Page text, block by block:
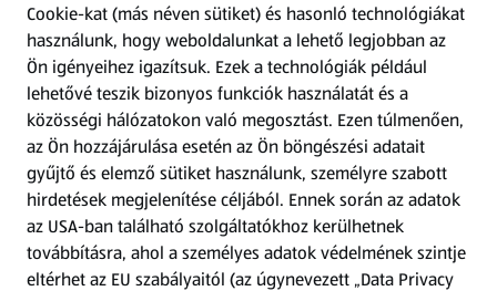
Kérdőív
Fizetési lehetőségek
ALDI utalványok
Árcsökkentés
Cookie-kat (más néven sütiket) és hasonló technológiákat
használunk, hogy weboldalunkat a lehető legjobban az
Ön igényeihez igazítsuk. Ezek a technológiák például
lehetővé teszik bizonyos funkciók használatát és a
közösségi hálózatokon való megosztást. Ezen túlmenően,
az Ön hozzájárulása esetén az Ön böngészési adatait
gyűjtő és elemző sütiket használunk, személyre szabott
hirdetések megjelenítése céljából. Ennek során az adatok
az USA-ban található szolgáltatókhoz kerülhetnek
továbbításra, ahol a személyes adatok védelmének szintje
eltérhet az EU szabályaitól (az úgynevezett „Data Privacy